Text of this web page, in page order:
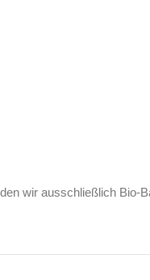
wir ausschließlich Bio-